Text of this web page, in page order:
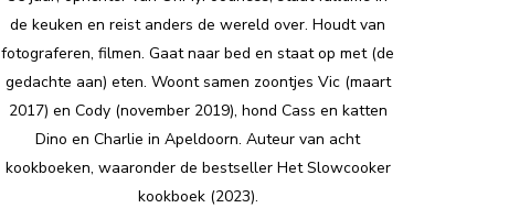
de keuken en reist anders de wereld over. Houdt van
fotograferen, filmen. Gaat naar bed en staat op met (de
gedachte aan) eten. Woont samen zoontjes Vic (maart
2017) en Cody (november 2019), hond Cass en katten
Dino en Charlie in Apeldoorn. Auteur van acht
kookboeken, waaronder de bestseller Het Slowcooker
kookboek (2023).